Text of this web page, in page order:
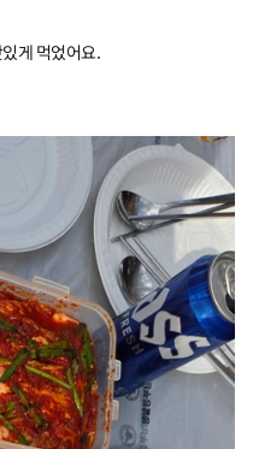
게 먹었어요.